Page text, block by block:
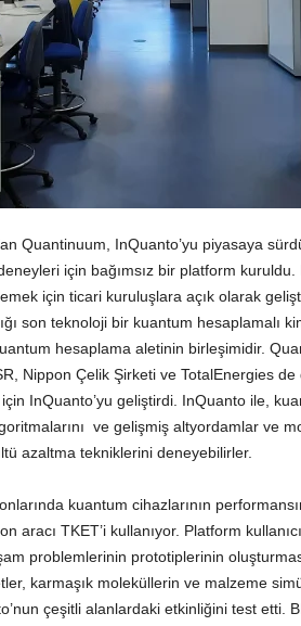
Quantinuum, InQuanto’yu piyasaya
için bağımsız bir platform
için ticari kuruluşlara açık olarak
son teknoloji bir kuantum hesaplamalı
hesaplama aletinin birleşimidir.
Nippon Çelik Şirketi ve TotalEnergies
InQuanto’yu geliştirdi. InQuanto ile,
ve gelişmiş altyordamlar ve
azaltma tekniklerini deneyebilirler.
kuantum cihazlarının
aracı TKET’i kullanıyor. Platform
problemlerinin prototiplerinin
karmaşık moleküllerin ve malzeme
çeşitli alanlardaki etkinliğini test etti.